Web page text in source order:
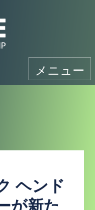
メニュー
ヘンド
が新た